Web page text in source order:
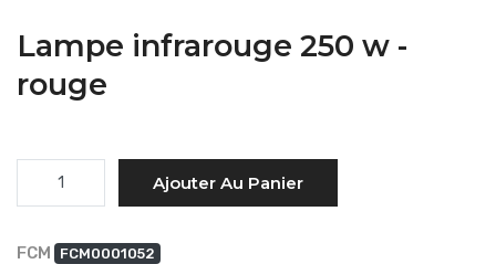
Lampe infrarouge 250 w -
rouge
Quantité
Ajouter Au Panier
FCM FCM0001052